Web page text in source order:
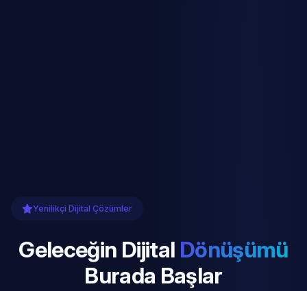
Yenilikçi Dijital Çözümler
Geleceğin Dijital Dönüşümü
Burada Başlar